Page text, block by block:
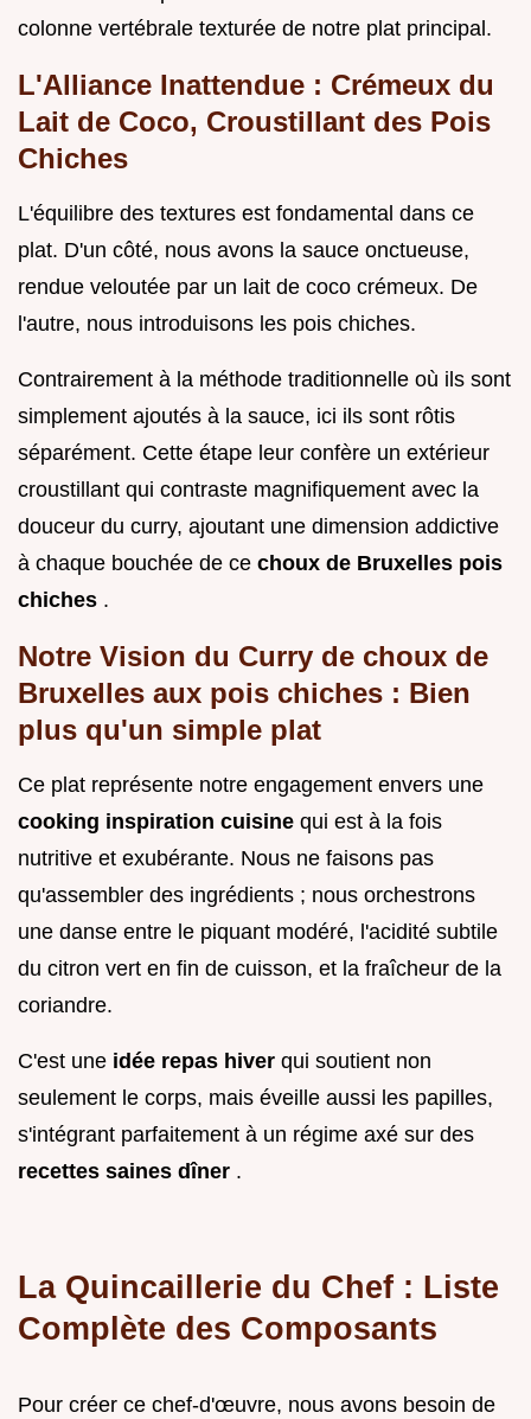
colonne vertébrale texturée de notre plat principal.
L'Alliance Inattendue : Crémeux du
Lait de Coco, Croustillant des Pois
Chiches
L'équilibre des textures est fondamental dans ce
plat. D'un côté, nous avons la sauce onctueuse,
rendue veloutée par un lait de coco crémeux. De
l'autre, nous introduisons les pois chiches.
Contrairement à la méthode traditionnelle où ils sont
simplement ajoutés à la sauce, ici ils sont rôtis
séparément. Cette étape leur confère un extérieur
croustillant qui contraste magnifiquement avec la
douceur du curry, ajoutant une dimension addictive
à chaque bouchée de ce choux de Bruxelles pois
chiches .
Notre Vision du Curry de choux de
Bruxelles aux pois chiches : Bien
plus qu'un simple plat
Ce plat représente notre engagement envers une
cooking inspiration cuisine qui est à la fois
nutritive et exubérante. Nous ne faisons pas
qu'assembler des ingrédients ; nous orchestrons
une danse entre le piquant modéré, l'acidité subtile
du citron vert en fin de cuisson, et la fraîcheur de la
coriandre.
C'est une idée repas hiver qui soutient non
seulement le corps, mais éveille aussi les papilles,
s'intégrant parfaitement à un régime axé sur des
recettes saines dîner .
La Quincaillerie du Chef : Liste
Complète des Composants
Pour créer ce chef-d'œuvre, nous avons besoin de